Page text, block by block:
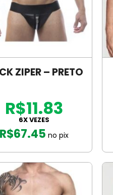
ZIPER – PRETO
R$67.45 no pix
R$11.83
6X VEZES